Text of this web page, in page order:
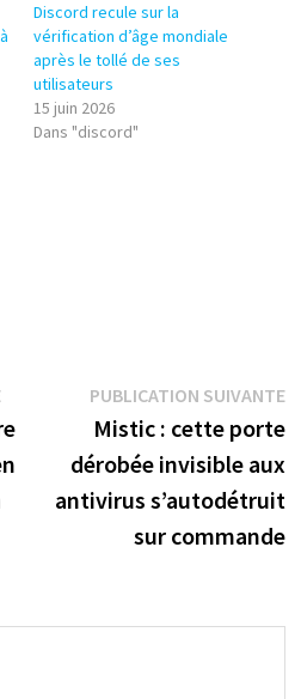
Discord recule sur la
vérification d’âge mondiale
après le tollé de ses
utilisateurs
15 juin 2026
Dans "discord"
Publication
précédente :
PUBLICATION SUIVANTE
Mistic : cette porte
dérobée invisible aux
antivirus s’autodétruit
sur commande